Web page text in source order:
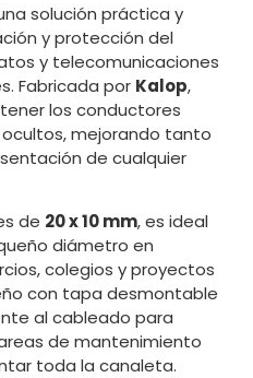
solución práctica y
y protección del
y telecomunicaciones
Fabricada por Kalop,
los conductores
mejorando tanto
de cualquier
de 20 x 10 mm, es ideal
diámetro en
colegios y proyectos
con tapa desmontable
al cableado para
de mantenimiento
toda la canaleta.